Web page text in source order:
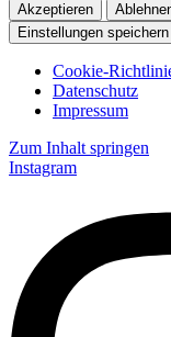
Akzeptieren
Einstellungen speichern
Cookie-
Datenschutz
Impressum
Zum Inhalt springen
Instagram